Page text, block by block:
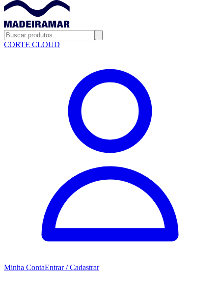
CORTE CLOUD
Minha ContaEntrar / Cadastrar